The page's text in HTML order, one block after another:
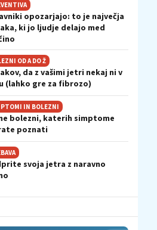
opozarjajo: to je največja
ki jo ljudje delajo med
OD A DO Ž
da z vašimi jetri nekaj ni v
(lahko gre za fibrozo)
IN BOLEZNI
bolezni, katerih simptome
poznati
svoja jetra z naravno